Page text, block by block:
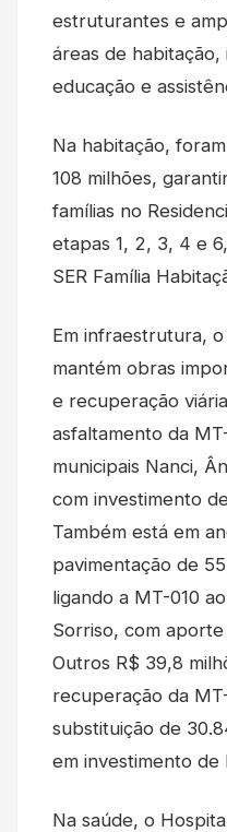
estruturantes e
áreas de
educação e
Na habitação,
108 milhões,
famílias no
etapas 1, 2, 3, 4 e
SER Família
Em infraestrutura,
mantém obras
e recuperação
asfaltamento da
municipais Nanci,
com investimento
Também está em
pavimentação de
ligando a MT-010
Sorriso, com
Outros R$ 39,8
recuperação da
substituição de
em investimento de
Na saúde, o